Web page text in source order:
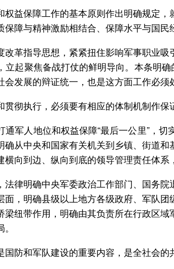
益保障工作的基本原则作出明确规定
障与精神激励相结合、保障水平与国民
革指导思想，紧紧扭住影响军事职业
起聚焦备战打仗的鲜明导向。本条明
发展的辩证统一，也是这方面工作必须
彻执行，必须要有相应的体制机制作保
军人地位和权益保障“最后一公里”，
从中央和国家有关机关到乡镇、街道
向到边、纵向到底的领导管理责任体系
律明确中央军委政治工作部门、国务
，明确县级以上地方各级政府、军队
纽带作用，明确由其负责所在行政区
防和军队建设的重要内容，是全社会